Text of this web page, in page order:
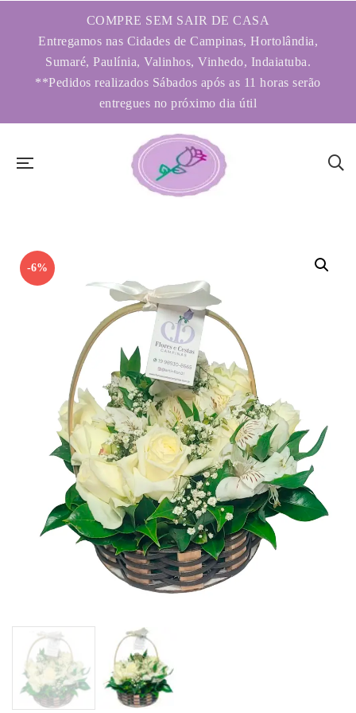
COMPRE SEM SAIR DE CASA
Entregamos nas Cidades de Campinas, Hortolândia,
Sumaré, Paulínia, Valinhos, Vinhedo, Indaiatuba.
**Pedidos realizados Sábados após as 11 horas serão
entregues no próximo dia útil
-6%